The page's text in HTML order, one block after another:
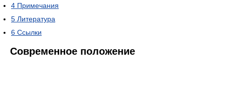
4 Примечания
5 Литература
6 Ссылки
Современное положение